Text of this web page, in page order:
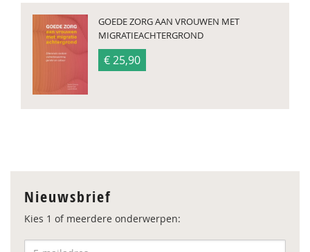
GOEDE ZORG AAN VROUWEN MET
MIGRATIEACHTERGROND
€ 25,90
Nieuwsbrief
Kies 1 of meerdere onderwerpen: